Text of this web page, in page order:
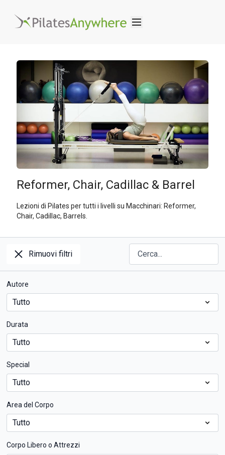
Reformer, Chair, Cadillac & Barrel
Lezioni di Pilates per tutti i livelli su Macchinari: Reformer,
Chair, Cadillac, Barrels.
Rimuovi filtri
Autore
Durata
Special
Area del Corpo
Corpo Libero o Attrezzi